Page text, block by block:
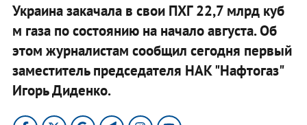
Украина закачала в свои ПХГ 22,7 млрд куб
м газа по состоянию на начало августа. Об
этом журналистам сообщил сегодня первый
заместитель председателя НАК "Нафтогаз"
Игорь Диденко.